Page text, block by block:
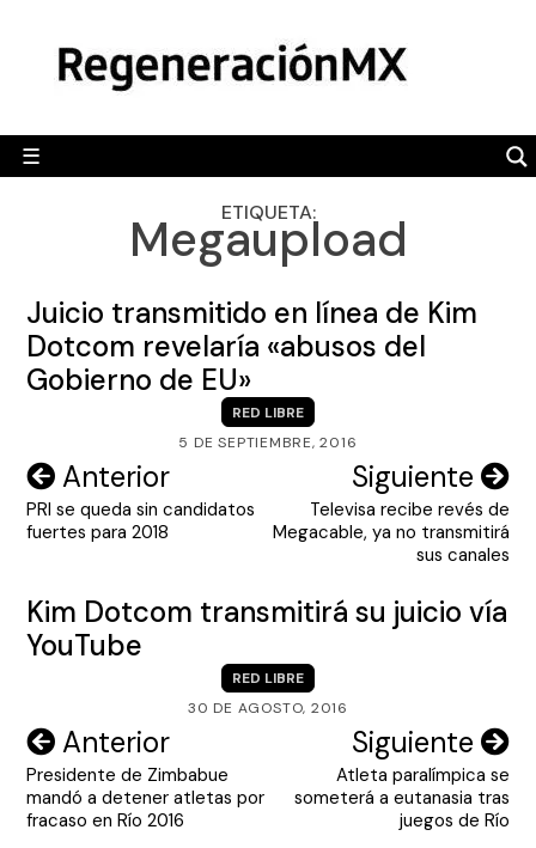
content
☰
POLÍTICA
CAMALEÓN
OPINIÓN
ENGLISH SECTION
VIDEOS
ETIQUETA:
Megaupload
Juicio transmitido en línea de Kim
Dotcom revelaría «abusos del
Gobierno de EU»
RED LIBRE
5 DE SEPTIEMBRE, 2016
Navegación
de
Anterior
PRI se queda sin candidatos
fuertes para 2018
Siguiente
Televisa recibe revés de
Megacable, ya no transmitirá
sus canales
Kim Dotcom transmitirá su juicio vía
YouTube
RED LIBRE
30 DE AGOSTO, 2016
Navegación
de
entradas
Anterior
Presidente de Zimbabue
mandó a detener atletas por
fracaso en Río 2016
Siguiente
Atleta paralímpica se
someterá a eutanasia tras
juegos de Río